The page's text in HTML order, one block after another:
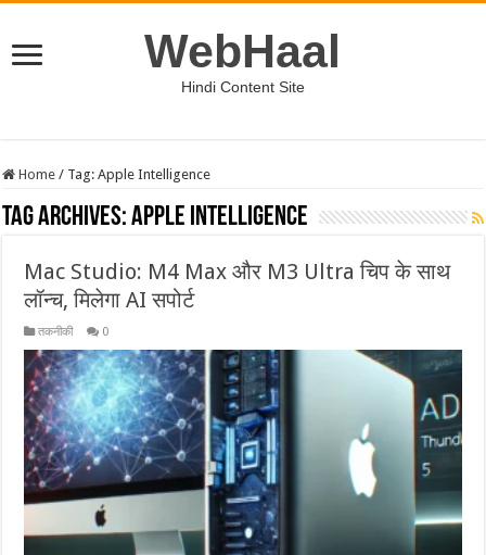
WebHaal
Hindi Content Site
Home / Tag:Apple Intelligence
Tag Archives:Apple Intelligence
Mac Studio: M4 Max और M3 Ultra चिप के साथ
लॉन्च, मिलेगा AI सपोर्ट
तकनीकी 0